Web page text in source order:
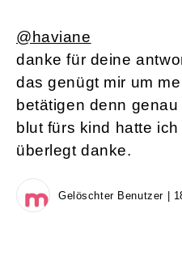
@haviane
danke für deine
das genügt mir um
betätigen denn
blut fürs kind hatte
überlegt danke.
Gelöschter Benutzer |